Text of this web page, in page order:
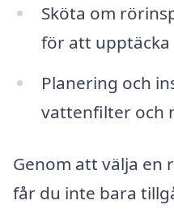
Sköta om
för att
Planering och
vattenfilter och
Genom att välja en
får du inte bara